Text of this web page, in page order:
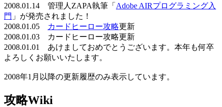
2008.01.14 管理人ZAPA執筆「 Adobe AIRプログラミング入
門 」が発売されました！
2008.01.05
カードヒーロー攻略更新
2008.01.03 カードヒーロー攻略更新
2008.01.01 あけましておめでとうございます。本年も何卒
よろしくお願いいたします。
2008年1月以降の更新履歴のみ表示しています。
攻略Wiki